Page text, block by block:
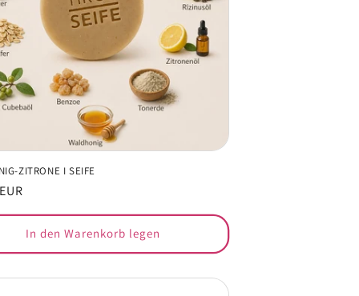
ZITRONE I SEIFE
In den Warenkorb legen